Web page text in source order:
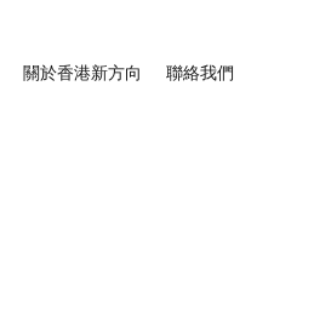
關於香港新方向 聯絡我們